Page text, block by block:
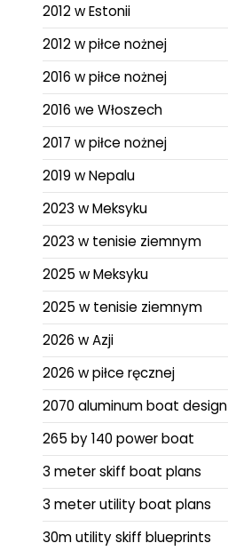
2012 w Estonii
2012 w piłce nożnej
2016 w piłce nożnej
2016 we Włoszech
2017 w piłce nożnej
2019 w Nepalu
2023 w Meksyku
2023 w tenisie ziemnym
2025 w Meksyku
2025 w tenisie ziemnym
2026 w Azji
2026 w piłce ręcznej
2070 aluminum boat design
265 by 140 power boat
3 meter skiff boat plans
3 meter utility boat plans
30m utility skiff blueprints